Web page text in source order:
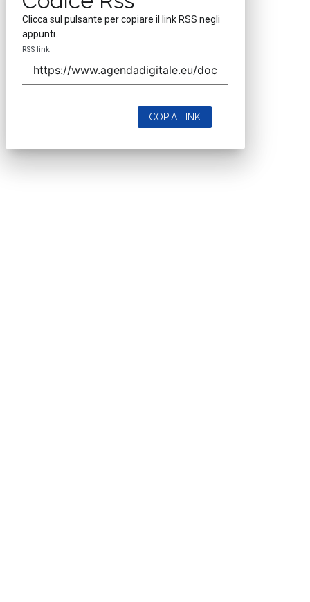
Clicca sul pulsante per copiare il link RSS negli
appunti.
RSS link
COPIA LINK